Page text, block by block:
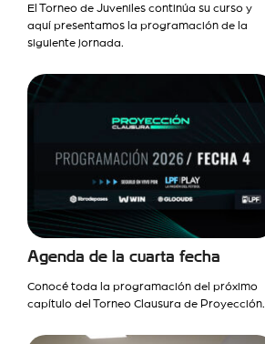
El Torneo de Juveniles continúa su curso y
aquí presentamos la programación de la
siguiente jornada.
Agenda de la cuarta fecha
Conocé toda la programación del próximo
capítulo del Torneo Clausura de Proyección.